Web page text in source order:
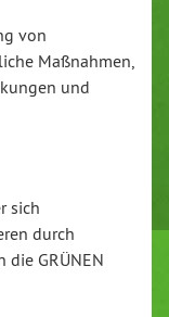
von
Maßnahmen,
und
sich
durch
die GRÜNEN